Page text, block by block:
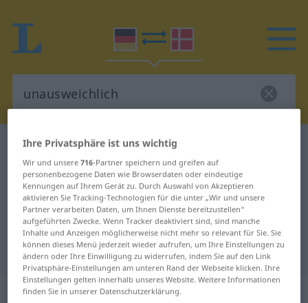
Deutsch-Dänisch Wörterbuch
Deutsch-Dänisch Übersetzung für
"unausweichlich"
"unausweichlich" Dänisch
Übersetzung
„unausweichlich“
Ihre Privatsphäre ist uns wichtig
Wir und unsere716-Partner speichern und greifen auf
personenbezogene Daten wie Browserdaten oder eindeutige
Kennungen auf Ihrem Gerät zu. Durch Auswahl von Akzeptieren
aktivieren Sie Tracking-Technologien für die unter „Wir und unsere
Partner verarbeiten Daten, um Ihnen Dienste bereitzustellen“
aufgeführten Zwecke. Wenn Tracker deaktiviert sind, sind manche
Inhalte und Anzeigen möglicherweise nicht mehr so relevant für Sie. Sie
können dieses Menü jederzeit wieder aufrufen, um Ihre Einstellungen zu
ändern oder Ihre Einwilligung zu widerrufen, indem Sie auf den Link
Privatsphäre-Einstellungen am unteren Rand der Webseite klicken. Ihre
Einstellungen gelten innerhalb unseres Website. Weitere Informationen
finden Sie in unserer Datenschutzerklärung.